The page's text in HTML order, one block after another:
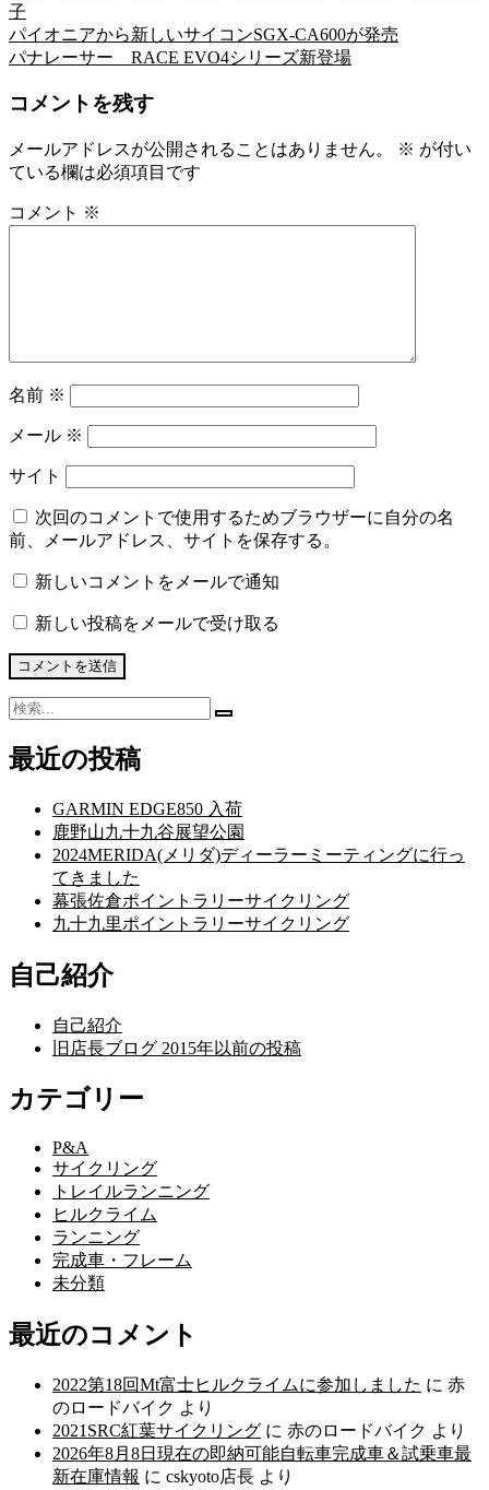
子
投
稿
ナ
ビ
ゲ
ー
パイオニアから新しいサイコンSGX-CA600が発売
パナレーサー RACE EVO4シリーズ新登場
コメントを残す
メールアドレスが公開されることはありません。 ※ が付い
ている欄は必須項目です
コメント ※
名前 ※
メール ※
サイト
次回のコメントで使用するためブラウザーに自分の名
前、メールアドレス、サイトを保存する。
新しいコメントをメールで通知
新しい投稿をメールで受け取る
検
検
最近の投稿
GARMIN EDGE850 入荷
鹿野山九十九谷展望公園
2024MERIDA(メリダ)ディーラーミーティングに行っ
てきました
幕張佐倉ポイントラリーサイクリング
九十九里ポイントラリーサイクリング
自己紹介
自己紹介
旧店長ブログ 2015年以前の投稿
カテゴリー
P&A
サイクリング
トレイルランニング
ヒルクライム
ランニング
完成車・フレーム
未分類
最近のコメント
2022第18回Mt富士ヒルクライムに参加しました に 赤
のロードバイク より
2021SRC紅葉サイクリング に 赤のロードバイク より
2026年8月8日現在の即納可能自転車完成車＆試乗車最
新在庫情報 に cskyoto店長 より